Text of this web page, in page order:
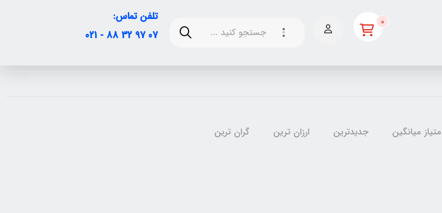
0
تلفن تماس:
07 97 32 88 - 021
میانگین جدیدترین ارزان ترین گران ترین